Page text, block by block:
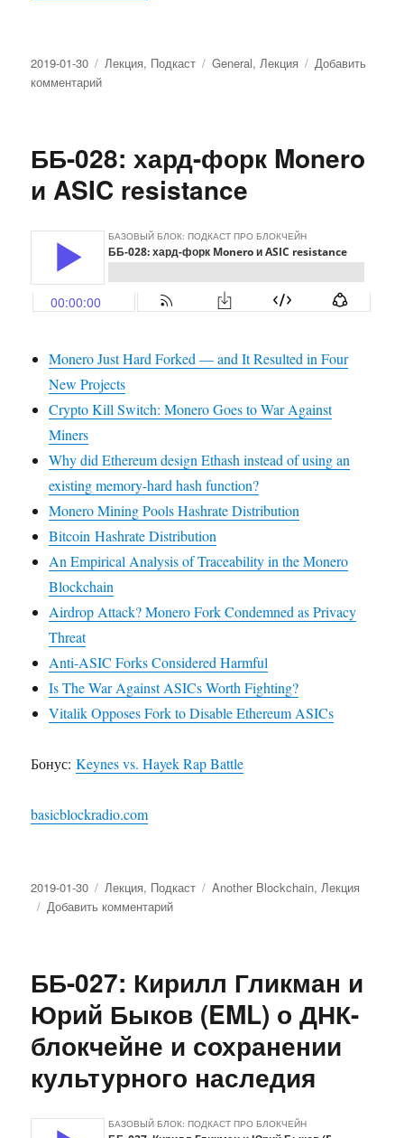
Опубликовано
2019-01-30 Рубрики
Лекция, Подкаст Метки
General,Лекция
Добавить
комментарий
MIT
Bitcoin
Expo,
mining
bet
ББ-028: хард-форк Monero
и ASIC resistance
Monero Just Hard Forked — and It Resulted in Four
New Projects
Crypto Kill Switch: Monero Goes to War Against
Miners
Why did Ethereum design Ethash instead of using an
existing memory-hard hash function?
Monero Mining Pools Hashrate Distribution
Bitcoin Hashrate Distribution
An Empirical Analysis of Traceability in the Monero
Blockchain
Airdrop Attack? Monero Fork Condemned as Privacy
Threat
Anti-ASIC Forks Considered Harmful
Is The War Against ASICs Worth Fighting?
Vitalik Opposes Fork to Disable Ethereum ASICs
Бонус:Keynes vs. Hayek Rap Battle
basicblockradio.com
Опубликовано
2019-01-30 Рубрики
Лекция, Подкаст Метки
Another Blockchain,Лекция
Добавить комментарий
форк
Monero
и
ASIC
resistance
ББ-027: Кирилл Гликман и
Юрий Быков (EML) о ДНК-
блокчейне и сохранении
культурного наследия